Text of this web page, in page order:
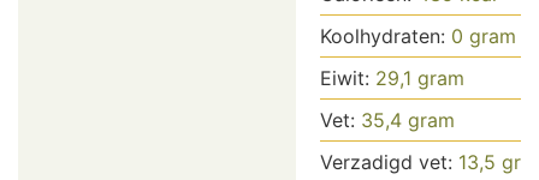
Koolhydraten: 0 gram
Eiwit: 29,1 gram
Vet: 35,4 gram
Verzadigd vet: 13,5